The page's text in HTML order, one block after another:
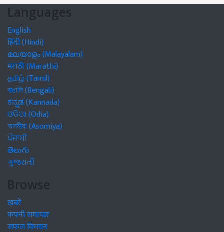
Languages
English
हिंदी (Hindi)
മലയാളം (Malayalam)
मराठी (Marathi)
தமிழ் (Tamil)
বাঙালি (Bengali)
ಕನ್ನಡ (Kannada)
ଓଡିଆ (Odia)
অসমীয়া (Asomiya)
ਪੰਜਾਬੀ
తెలుగు
ગુજરાતી
Browse
खबरें
कंपनी समाचार
सफल किसान